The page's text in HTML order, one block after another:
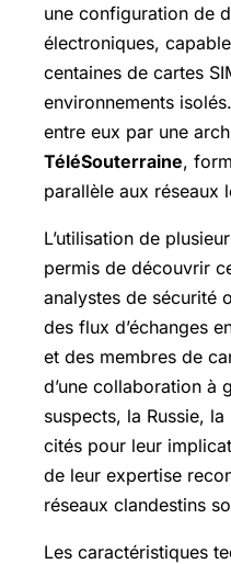
une configuration de
électroniques,
centaines de cartes
environnements
entre eux par une
TéléSouterraine,
parallèle aux réseaux
L’utilisation de
permis de découvrir
analystes de sécurité
des flux d’échanges
et des membres de
d’une collaboration à
suspects, la Russie,
cités pour leur
de leur expertise
réseaux clandestins
Les caractéristiques